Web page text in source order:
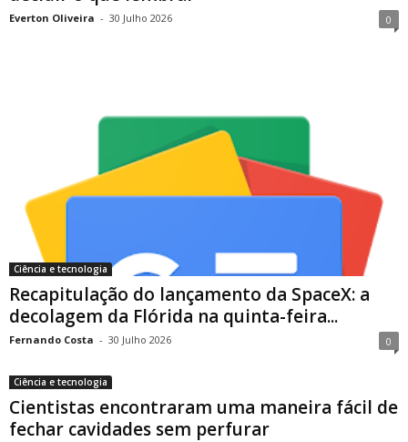
Everton Oliveira - 30 Julho 2026 0
Ciência e tecnologia
Recapitulação do lançamento da SpaceX: a
decolagem da Flórida na quinta-feira...
Fernando Costa - 30 Julho 2026 0
Ciência e tecnologia
Cientistas encontraram uma maneira fácil de
fechar cavidades sem perfurar